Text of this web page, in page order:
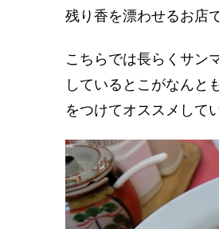
残り香を漂わせるお店
こちらでは長らくサン
しているとこがなんと
をつけてオススメして